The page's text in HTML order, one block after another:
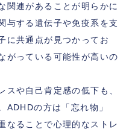
関連があることが明らかに
与する遺伝子や免疫系を支
に共通点が見つかってお
がっている可能性が高いの
スや自己肯定感の低下も、
ADHDの方は「忘れ物」
なることで心理的なストレ